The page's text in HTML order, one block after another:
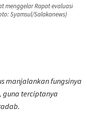
menggelar Rapat evaluasi
Syamsul/Salakanews)
manjalankan fungsinya
guna terciptanya